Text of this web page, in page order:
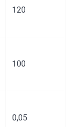
120
100
0,05